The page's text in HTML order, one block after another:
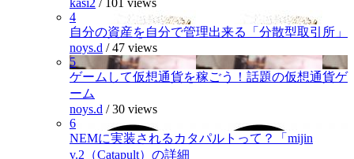
4
自分の資産を自分で管理出来る「分散型取引所」
noys.d /47 views
5
ゲームして仮想通貨を稼ごう！話題の仮想通貨ゲ
ーム
noys.d /30 views
6
NEMに実装されるカタパルトって？「mijin
v.2（Catapult）の詳細